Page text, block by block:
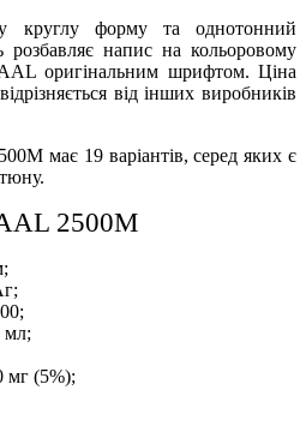
круглу форму та однотонний
розбавляє напис на кольоровому
оригінальним шрифтом. Ціна
від інших виробників
має 19 варіантів, серед яких є
2500M
мл;
мг (5%);